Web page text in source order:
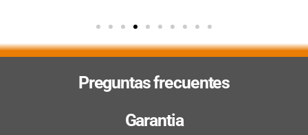
Preguntas frecuentes
Garantia